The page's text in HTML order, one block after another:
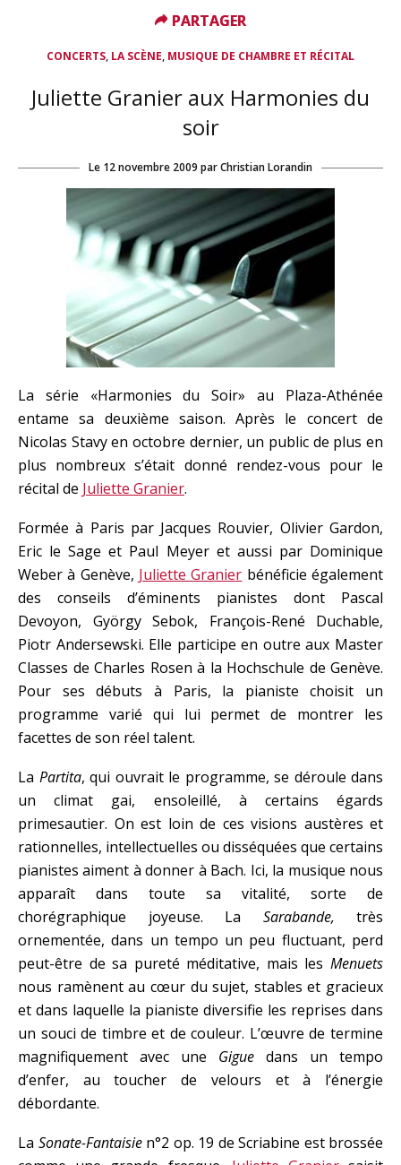
CONCERTS, LA SCÈNE, MUSIQUE DE CHAMBRE ET RÉCITAL
Juliette Granier aux Harmonies du
soir
Le 12 novembre 2009 parChristian Lorandin
La série «Harmonies du Soir» au Plaza-Athénée
entame sa deuxième saison. Après le concert de
Nicolas Stavy en octobre dernier, un public de plus en
plus nombreux s’était donné rendez-vous pour le
récital de Juliette Granier.
Formée à Paris par Jacques Rouvier, Olivier Gardon,
Eric le Sage et Paul Meyer et aussi par Dominique
Weber à Genève, Juliette Granier bénéficie également
des conseils d’éminents pianistes dont Pascal
Devoyon, György Sebok, François-René Duchable,
Piotr Andersewski. Elle participe en outre aux Master
Classes de Charles Rosen à la Hochschule de Genève.
Pour ses débuts à Paris, la pianiste choisit un
programme varié qui lui permet de montrer les
facettes de son réel talent.
La Partita, qui ouvrait le programme, se déroule dans
un climat gai, ensoleillé, à certains égards
primesautier. On est loin de ces visions austères et
rationnelles, intellectuelles ou disséquées que certains
pianistes aiment à donner à Bach. Ici, la musique nous
apparaît dans toute sa vitalité, sorte de
chorégraphique joyeuse. La Sarabande, très
ornementée, dans un tempo un peu fluctuant, perd
peut-être de sa pureté méditative, mais les Menuets
nous ramènent au cœur du sujet, stables et gracieux
et dans laquelle la pianiste diversifie les reprises dans
un souci de timbre et de couleur. L’œuvre de termine
magnifiquement avec une Gigue dans un tempo
d’enfer, au toucher de velours et à l’énergie
débordante.
La Sonate-Fantaisien°2 op. 19 de Scriabine est brossée
PARTAGER
PARTAGER